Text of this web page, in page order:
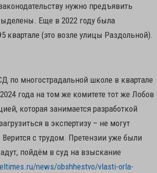
нужно предъявить
Еще в 2022 году была
квартале (это возле улицы Раздольной).
по многострадальной школе в квартале
года на том же комитете тот же Лобов
которая занимается разработкой
в экспертизу – не могут
с трудом. Претензии уже были
пойдём в суд на взыскание
news/obshhestvo/vlasti-orla-